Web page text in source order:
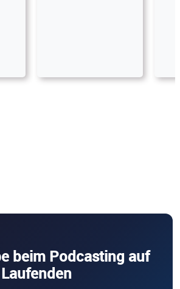
beim Podcasting auf